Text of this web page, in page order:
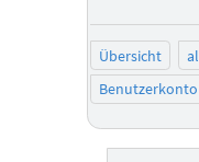
Übersicht